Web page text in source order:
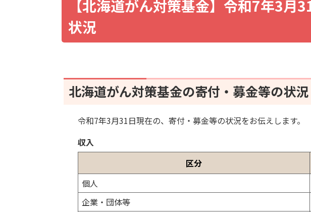
道
が
協
会
【北海道がん対策基金】令和7年3月
状況
ペ
ー
目
次
北
海
が
金
の
寄
北海道がん対策基金の寄付・募金等の状況
令和7年3月31日現在の、寄付・募金等の状況をお伝えします。
収入
区分
個人
企業・団体等